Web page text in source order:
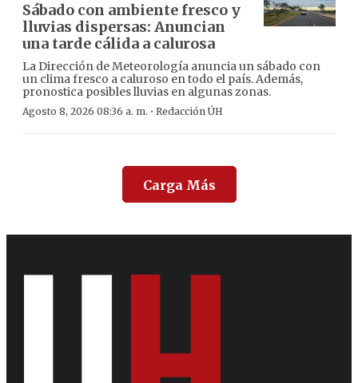
Sábado con ambiente fresco y
lluvias dispersas: Anuncian
una tarde cálida a calurosa
La Dirección de Meteorología anuncia un sábado con
un clima fresco a caluroso en todo el país. Además,
pronostica posibles lluvias en algunas zonas.
Agosto 8, 2026 08:36 a. m. · Redacción ÚH
Carga Más